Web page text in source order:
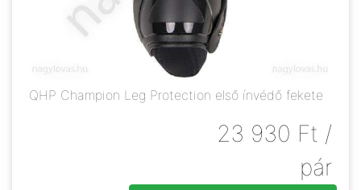
QHP Champion Leg Protection első ínvédő fekete
23 930 Ft /
pár